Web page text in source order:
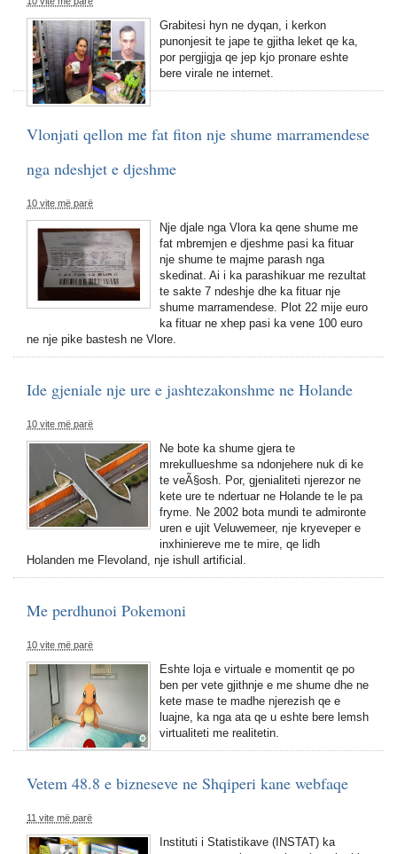
Grabitesi hyn ne dyqan, i kerkon
punonjesit te jape te gjitha leket qe ka,
por pergjigja qe jep kjo pronare eshte
bere virale ne internet.
Vlonjati qellon me fat fiton nje shume marramendese
nga ndeshjet e djeshme
10 vite më parë
Nje djale nga Vlora ka qene shume me
fat mbremjen e djeshme pasi ka fituar
nje shume te majme parash nga
skedinat. Ai i ka parashikuar me rezultat
te sakte 7 ndeshje dhe ka fituar nje
shume marramendese. Plot 22 mije euro
ka fituar ne xhep pasi ka vene 100 euro
ne nje pike bastesh ne Vlore.
Ide gjeniale nje ure e jashtezakonshme ne Holande
10 vite më parë
Ne bote ka shume gjera te
mrekullueshme sa ndonjehere nuk di ke
te veÃ§osh. Por, gjenialiteti njerezor ne
kete ure te ndertuar ne Holande te le pa
fryme. Ne 2002 bota mundi te admironte
uren e ujit Veluwemeer, nje kryeveper e
inxhiniereve me te mire, qe lidh
Holanden me Flevoland, nje ishull artificial.
Me perdhunoi Pokemoni
10 vite më parë
Eshte loja e virtuale e momentit qe po
ben per vete gjithnje e me shume dhe ne
kete mase te madhe njerezish qe e
luajne, ka nga ata qe u eshte bere lemsh
virtualiteti me realitetin.
Vetem 48.8 e bizneseve ne Shqiperi kane webfaqe
11 vite më parë
Instituti i Statistikave (INSTAT) ka